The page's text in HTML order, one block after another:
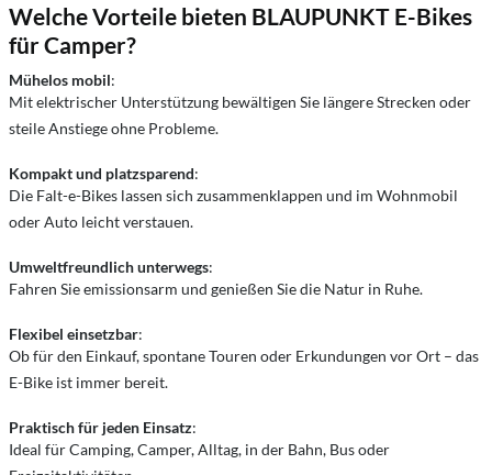
Welche Vorteile bieten BLAUPUNKT E-Bikes
für Camper?
Mühelos mobil:
Mit elektrischer Unterstützung bewältigen Sie längere Strecken oder
steile Anstiege ohne Probleme.
Kompakt und platzsparend:
Die Falt-e-Bikes lassen sich zusammenklappen und im Wohnmobil
oder Auto leicht verstauen.
Umweltfreundlich unterwegs:
Fahren Sie emissionsarm und genießen Sie die Natur in Ruhe.
Flexibel einsetzbar:
Ob für den Einkauf, spontane Touren oder Erkundungen vor Ort – das
E-Bike ist immer bereit.
Praktisch für jeden Einsatz:
Ideal für Camping, Camper, Alltag, in der Bahn, Bus oder